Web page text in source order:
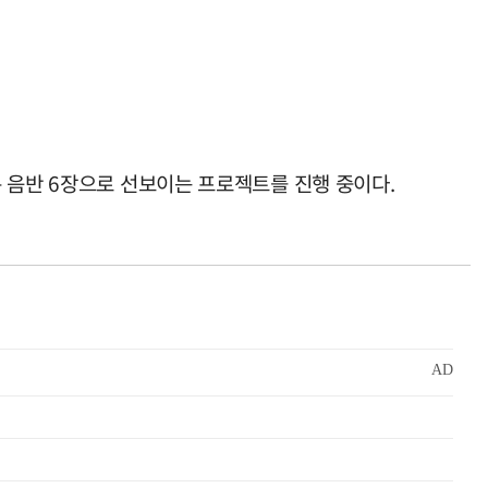
반 6장으로 선보이는 프로젝트를 진행 중이다.